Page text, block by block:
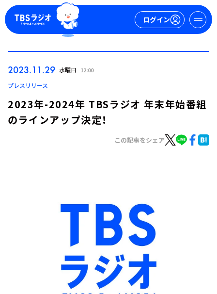
ログイン
TBS Podcast
2023.11.29 水曜日 12:00
プレスリリース
2023年-2024年 TBSラジオ 年末年始番組
のラインアップ決定！
この記事をシェア